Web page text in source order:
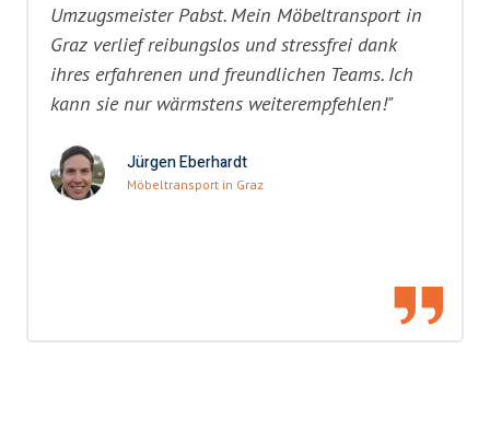
Umzugsmeister Pabst. Mein Möbeltransport in
Graz verlief reibungslos und stressfrei dank
ihres erfahrenen und freundlichen Teams. Ich
kann sie nur wärmstens weiterempfehlen!"
Jürgen Eberhardt
Möbeltransport in Graz